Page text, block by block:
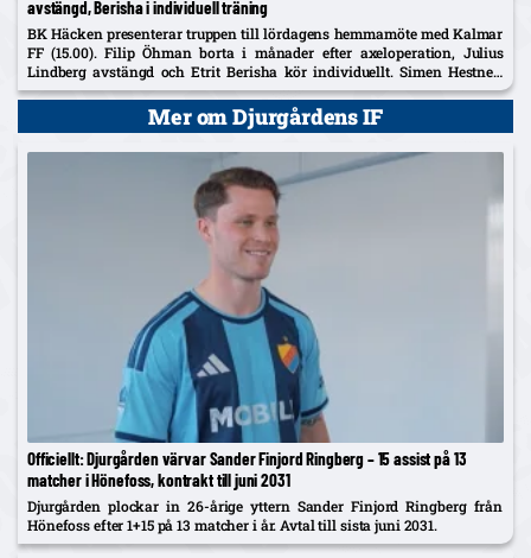
avstängd, Berisha i individuell träning
BK Häcken presenterar truppen till lördagens hemmamöte med Kalmar
FF (15.00). Filip Öhman borta i månader efter axeloperation, Julius
Lindberg avstängd och Etrit Berisha kör individuellt. Simen Hestnes,
30, hyllas efter hemmadebuten mot AIK.
Mer om Djurgårdens IF
Officiellt: Djurgården värvar Sander Finjord Ringberg – 15 assist på 13
matcher i Hönefoss, kontrakt till juni 2031
Djurgården plockar in 26-årige yttern Sander Finjord Ringberg från
Hönefoss efter 1+15 på 13 matcher i år. Avtal till sista juni 2031.